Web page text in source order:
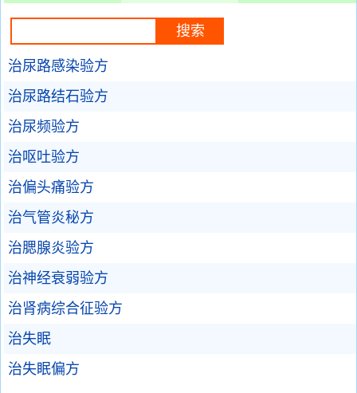
治尿路感染验方
治尿路结石验方
治尿频验方
治呕吐验方
治偏头痛验方
治气管炎秘方
治腮腺炎验方
治神经衰弱验方
治肾病综合征验方
治失眠
治失眠偏方